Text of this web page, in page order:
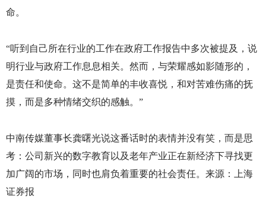
命。
“听到自己所在行业的工作在政府工作报告中多次被提及，说
明行业与政府工作息息相关。然而，与荣耀感如影随形的，
是责任和使命。这不是简单的丰收喜悦，和对苦难伤痛的抚
摸，而是多种情绪交织的感触。”
中南传媒董事长龚曙光说这番话时的表情并没有笑，而是思
考：公司新兴的数字教育以及老年产业正在新经济下寻找更
加广阔的市场，同时也肩负着重要的社会责任。来源：上海
证券报